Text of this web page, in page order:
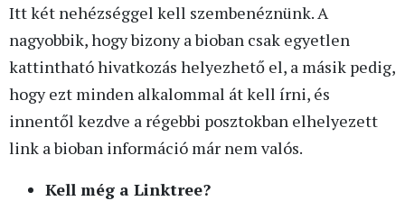
Itt két nehézséggel kell szembenéznünk. A
nagyobbik, hogy bizony a bioban csak egyetlen
kattintható hivatkozás helyezhető el, a másik pedig,
hogy ezt minden alkalommal át kell írni, és
innentől kezdve a régebbi posztokban elhelyezett
link a bioban információ már nem valós.
Kell még a Linktree?